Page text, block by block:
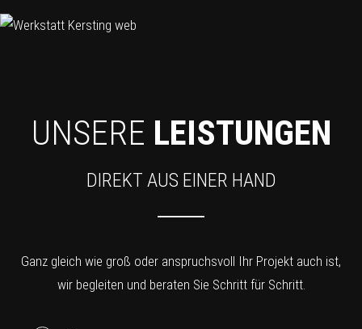
UNSERE LEISTUNGEN
DIREKT AUS EINER HAND
Ganz gleich wie groß oder anspruchsvoll Ihr Projekt auch ist,
wir begleiten und beraten Sie Schritt für Schritt.